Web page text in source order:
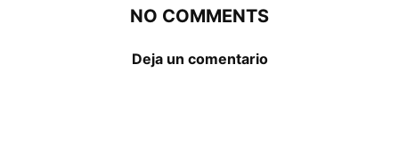
NO COMMENTS
Deja un comentario